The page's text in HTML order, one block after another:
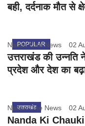
बही, दर्दनाक मौत से
POPULAR
Nation One News 02
उत्तराखंड की उन्नति
प्रदेश और देश का
उत्तराखंड
Nation One News 02
Nanda Ki Chauki